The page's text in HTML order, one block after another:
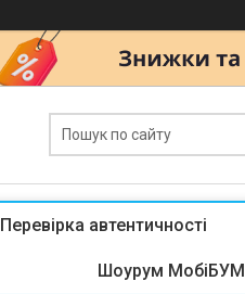
Перевірка автентичності
Шоурум МобіБУМ